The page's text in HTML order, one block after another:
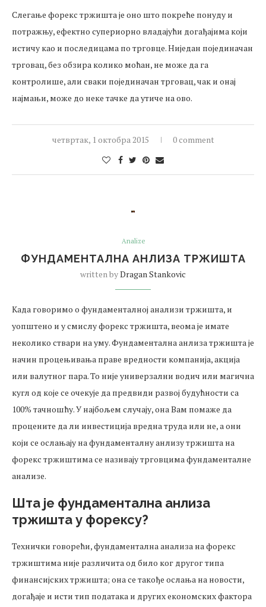
Слегање форекс тржишта је оно што покреће понуду и
потражњу, ефектно супериорно владајући догађајима који
истичу као и последицама по трговце. Ниједан појединачан
трговац, без обзира колико моћан, не може да га
контролише, али сваки појединачан трговац, чак и онај
најмањи, може до неке тачке да утиче на ово.
четвртак, 1 октобра 2015 0 comment
Analize
ФУНДАМЕНТАЛНА АНЛИЗА ТРЖИШТА
written byDragan Stankovic
Када говоримо о фундаменталној анализи тржишта, и
уопштено и у смислу форекс тржишта, веома је имате
неколико ствари на уму. Фундаментална анлиза тржишта је
начин процењивања праве вредности компанија, акција
или валутног пара. То није универзални водич или магична
кугл од које се очекује да предвиди развој будућности са
100% тачношћу. У најбољем случају, она Вам помаже да
процените да ли инвестиција вредна труда или не, а они
који се ослањају на фундаменталну анлизу тржишта на
форекс тржиштима се називају трговцима фундаменталне
анализе.
Шта је фундаментална анлиза
тржишта у форексу?
Технички говорећи, фундаментална анализа на форекс
тржиштима није различита од било ког другог типа
финансијских тржишта; она се такође ослања на новости,
догађаје и исти тип података и других економских фактора